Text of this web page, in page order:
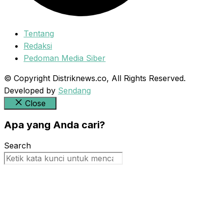
Tentang
Redaksi
Pedoman Media Siber
© Copyright Distriknews.co, All Rights Reserved.
Developed by Sendang
Close
Apa yang Anda cari?
Search